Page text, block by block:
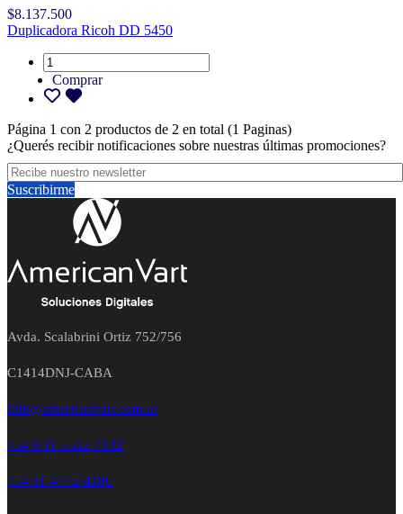
$8.137.500
Duplicadora Ricoh DD 5450
Comprar
Página 1 con 2 productos de 2 en total (1 Paginas)
¿Querés recibir notificaciones sobre nuestras últimas promociones?
Suscribirme
Avda. Scalabrini Ortiz 752/756
C1414DNJ-CABA
info@americanvart.com.ar
+54 9 11-5512-7132
+54 11-4772-4186